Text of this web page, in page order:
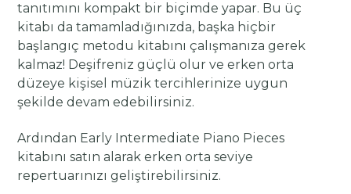
tanıtımını kompakt bir biçimde yapar. Bu üç
kitabı da tamamladığınızda, başka hiçbir
başlangıç metodu kitabını çalışmanıza gerek
kalmaz! Deşifreniz güçlü olur ve erken orta
düzeye kişisel müzik tercihlerinize uygun
şekilde devam edebilirsiniz.
Ardından Early Intermediate Piano Pieces
kitabını satın alarak erken orta seviye
repertuarınızı geliştirebilirsiniz.